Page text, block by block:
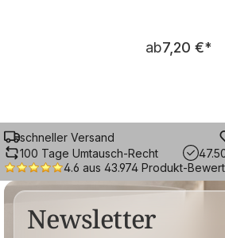
ab7,20 €*
schneller Versand
100 Tage Umtausch-Recht
4.6 aus 43.974 Produkt-
Newsletter